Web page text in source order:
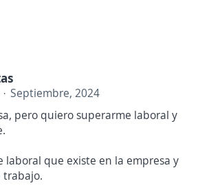
Septiembre, 2024
pero quiero superarme laboral y
laboral que existe en la empresa y
trabajo.